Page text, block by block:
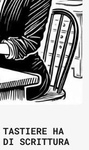
HA
DI SCRITTURA